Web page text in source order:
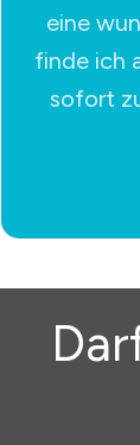
eine
finde ich
sofort